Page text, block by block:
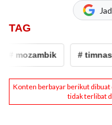
TAG
# timnas